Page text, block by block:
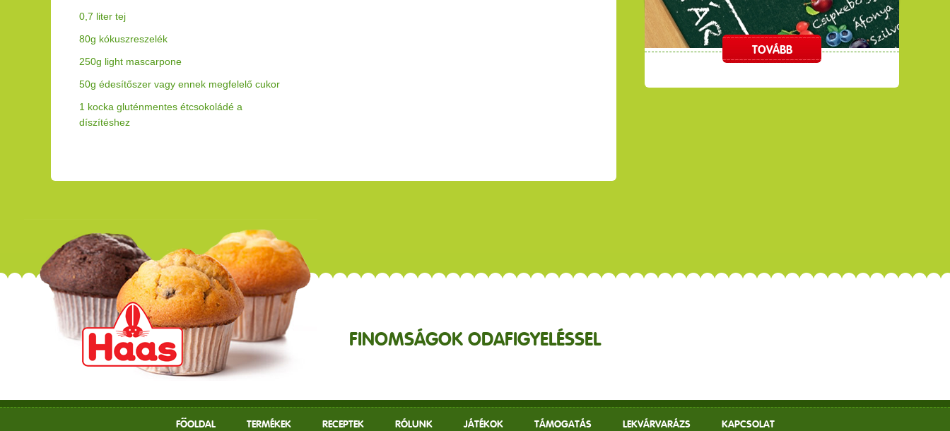
0,7 liter tej
80g kókuszreszelék
250g light mascarpone
50g édesítőszer vagy ennek megfelelő cukor
1 kocka gluténmentes étcsokoládé a
díszítéshez
TOVÁBB
FINOMSÁGOK ODAFIGYELÉSSEL
FŐOLDAL TERMÉKEK RECEPTEK RÓLUNK JÁTÉKOK TÁMOGATÁS LEKVÁRVARÁZS KAPCSOLAT